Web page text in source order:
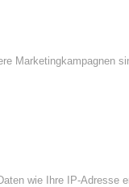
Marketingkampagnen
wie Ihre IP-Adresse